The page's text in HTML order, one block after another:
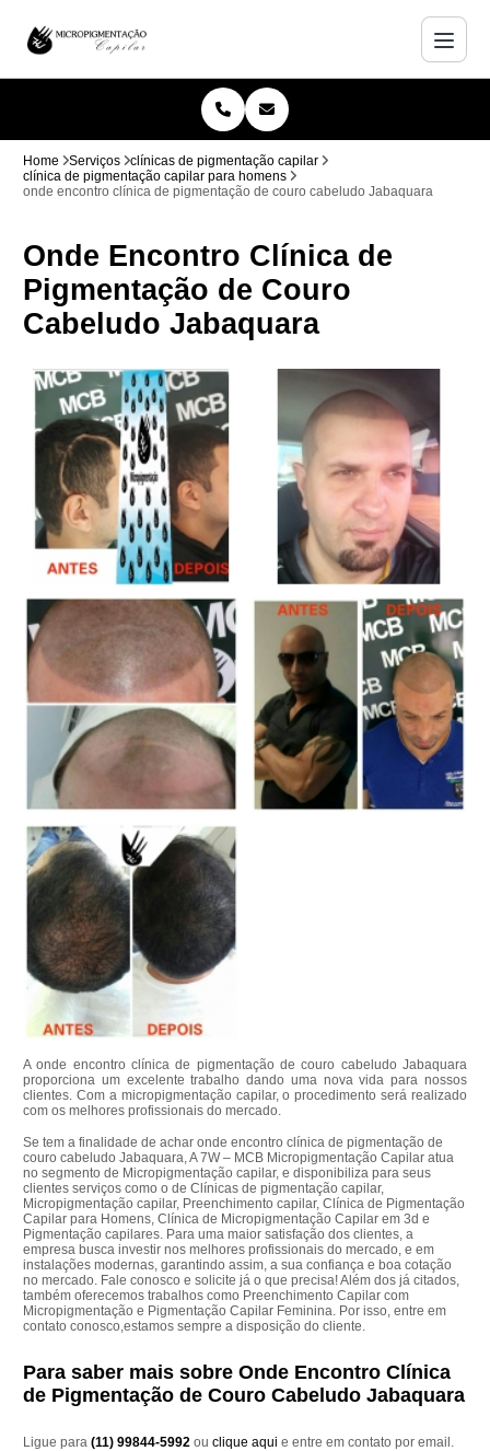
Home Serviços
clínicas de pigmentação capilar
clínica de pigmentação capilar para homens
onde encontro clínica de pigmentação de couro cabeludo Jabaquara
Onde Encontro Clínica de
Pigmentação de Couro
Cabeludo Jabaquara
A onde encontro clínica de pigmentação de couro cabeludo Jabaquara
proporciona um excelente trabalho dando uma nova vida para nossos
clientes. Com a micropigmentação capilar, o procedimento será realizado
com os melhores profissionais do mercado.
Se tem a finalidade de achar onde encontro clínica de pigmentação de
couro cabeludo Jabaquara, A 7W – MCB Micropigmentação Capilar atua
no segmento de Micropigmentação capilar, e disponibiliza para seus
clientes serviços como o de Clínicas de pigmentação capilar,
Micropigmentação capilar, Preenchimento capilar, Clínica de Pigmentação
Capilar para Homens, Clínica de Micropigmentação Capilar em 3d e
Pigmentação capilares. Para uma maior satisfação dos clientes, a
empresa busca investir nos melhores profissionais do mercado, e em
instalações modernas, garantindo assim, a sua confiança e boa cotação
no mercado. Fale conosco e solicite já o que precisa! Além dos já citados,
também oferecemos trabalhos como Preenchimento Capilar com
Micropigmentação e Pigmentação Capilar Feminina. Por isso, entre em
contato conosco,estamos sempre a disposição do cliente.
Para saber mais sobre Onde Encontro Clínica
de Pigmentação de Couro Cabeludo Jabaquara
Ligue para(11) 99844-5992ouclique aqui e entre em contato por email.